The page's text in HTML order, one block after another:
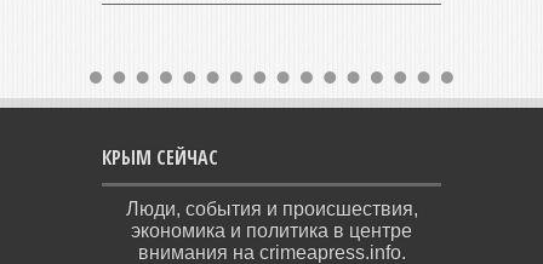
КРЫМ СЕЙЧАС
Люди, события и происшествия,
экономика и политика в центре
внимания на crimeapress.info.